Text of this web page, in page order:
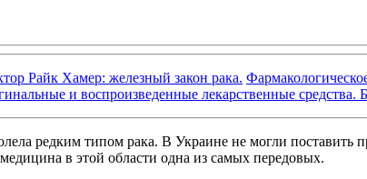
Райк Хамер: железный закон рака.
и воспроизведенные лекарственные средства.
редким типом рака. В Украине не могли поставить
в этой области одна из самых передовых.